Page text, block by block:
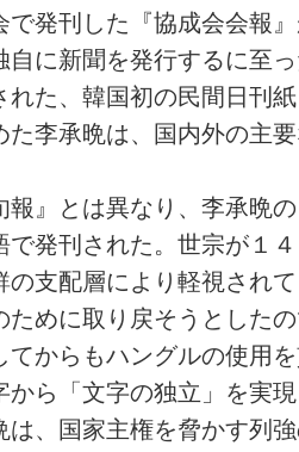
で発刊した『協成会会報
自に新聞を発行するに至
れた、韓国初の民間日刊
た李承晩は、国内外の主
報』とは異なり、李承晩
で発刊された。世宗が１
の支配層により軽視され
ために取り戻そうとした
てからもハングルの使用
から「文字の独立」
は、国家主権を脅かす列